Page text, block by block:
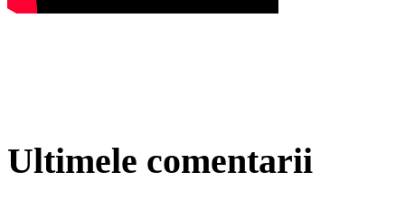
Ultimele comentarii